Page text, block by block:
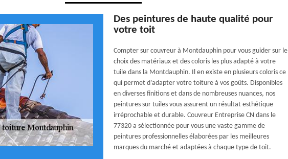
Des peintures de haute qualité pour
votre toit
Compter sur couvreur à Montdauphin pour vous guider sur le
choix des matériaux et des coloris les plus adapté à votre
tuile dans la Montdauphin. Il en existe en plusieurs coloris ce
qui permet d’adapter votre toiture à vos goûts. Disponibles
en diverses finitions et dans de nombreuses nuances, nos
peintures sur tuiles vous assurent un résultat esthétique
irréprochable et durable. Couvreur Entreprise CN dans le
77320 a sélectionnée pour vous une vaste gamme de
peintures professionnelles élaborées par les meilleures
marques du marché et adaptées à chaque type de toit.